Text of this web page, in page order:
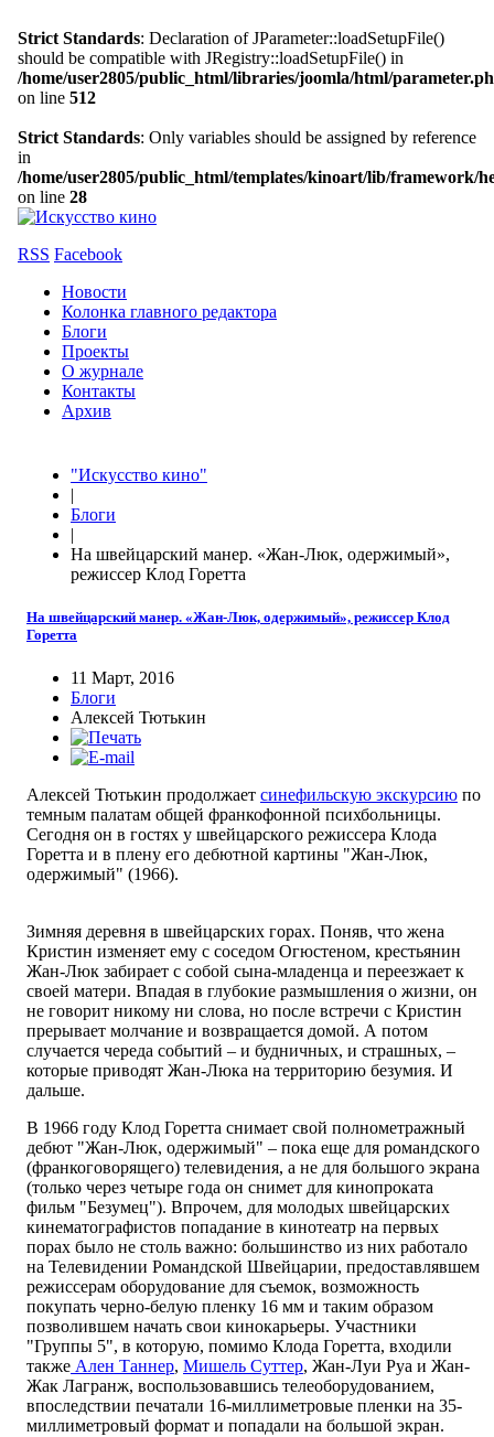
Strict Standards: Declaration of JParameter::loadSetupFile()
should be compatible with JRegistry::loadSetupFile() in
/home/user2805/public_html/libraries/joomla/html/
on line 512
Strict Standards: Only variables should be assigned by reference
in
/home/user2805/public_html/templates/kinoart/lib/framework/
on line 28
RSS Facebook
Новости
Колонка главного редактора
Блоги
Проекты
О журнале
Контакты
Архив
"Искусство кино"
|
Блоги
|
На швейцарский манер. «Жан-Люк, одержимый»,
режиссер Клод Горетта
На швейцарский манер. «Жан-Люк, одержимый», режиссер Клод
Горетта
11 Март, 2016
Блоги
Алексей Тютькин
Алексей Тютькин продолжает синефильскую экскурсию по
темным палатам общей франкофонной психбольницы.
Сегодня он в гостях у швейцарского режиссера Клода
Горетта и в плену его дебютной картины "Жан-Люк,
одержимый" (1966).
Зимняя деревня в швейцарских горах. Поняв, что жена
Кристин изменяет ему с соседом Огюстеном, крестьянин
Жан-Люк забирает с собой сына-младенца и переезжает к
своей матери. Впадая в глубокие размышления о жизни, он
не говорит никому ни слова, но после встречи с Кристин
прерывает молчание и возвращается домой. А потом
случается череда событий – и будничных, и страшных, –
которые приводят Жан-Люка на территорию безумия. И
дальше.
В 1966 году Клод Горетта снимает свой полнометражный
дебют "Жан-Люк, одержимый" – пока еще для романдского
(франкоговорящего) телевидения, а не для большого экрана
(только через четыре года он снимет для кинопроката
фильм "Безумец"). Впрочем, для молодых швейцарских
кинематографистов попадание в кинотеатр на первых
порах было не столь важно: большинство из них работало
на Телевидении Романдской Швейцарии, предоставлявшем
режиссерам оборудование для съемок, возможность
покупать черно-белую пленку 16 мм и таким образом
позволившем начать свои кинокарьеры. Участники
"Группы 5", в которую, помимо Клода Горетта, входили
также Ален Таннер, Мишель Суттер, Жан-Луи Руа и Жан-
Жак Лагранж, воспользовавшись телеоборудованием,
впоследствии печатали 16-миллиметровые пленки на 35-
миллиметровый формат и попадали на большой экран.